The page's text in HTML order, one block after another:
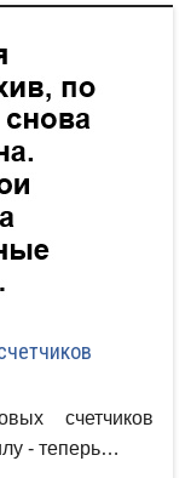
счетчиков
- теперь…